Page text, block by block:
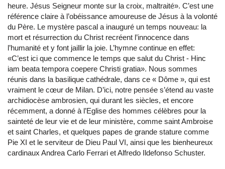
heure. Jésus Seigneur monte sur la croix, maltraité». C’est une
référence claire à l’obéissance amoureuse de Jésus à la volonté
du Père. Le mystère pascal a inauguré un temps nouveau: la
mort et résurrection du Christ recréent l’innocence dans
l’humanité et y font jaillir la joie. L’hymne continue en effet:
«C’est ici que commence le temps que salut du Christ - Hinc
iam beata tempora coepere Christi gratia». Nous sommes
réunis dans la basilique cathédrale, dans ce « Dôme », qui est
vraiment le cœur de Milan. D’ici, notre pensée s’étend au vaste
archidiocèse ambrosien, qui durant les siècles, et encore
récemment, a donné à l’Eglise des hommes célèbres pour la
sainteté de leur vie et de leur ministère, comme saint Ambroise
et saint Charles, et quelques papes de grande stature comme
Pie XI et le serviteur de Dieu Paul VI, ainsi que les bienheureux
cardinaux Andrea Carlo Ferrari et Alfredo Ildefonso Schuster.